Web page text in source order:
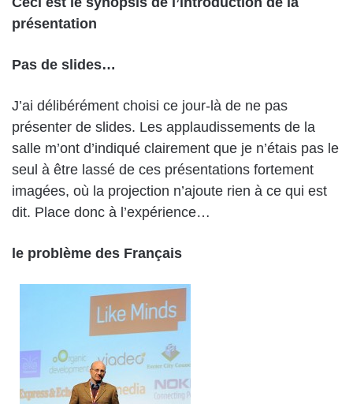
présentation
Pas de slides…
J’ai délibérément choisi ce jour-là de ne pas
présenter de slides. Les applaudissements de la
salle m’ont d’indiqué clairement que je n’étais pas le
seul à être lassé de ces présentations fortement
imagées, où la projection n’ajoute rien à ce qui est
dit. Place donc à l’expérience…
le problème des Français